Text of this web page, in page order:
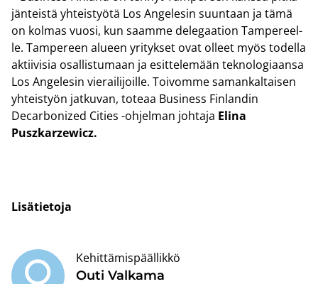
jän­teis­tä yh­teis­työ­tä Los An­ge­le­sin suun­taan ja tämä
on kol­mas vuosi, kun saam­me de­le­gaa­tion Tam­pe­reel­
le. Tam­pe­reen alu­een yri­tyk­set ovat ol­leet myös to­del­la
ak­tii­vi­sia osal­lis­tu­maan ja esit­te­le­mään tek­no­lo­gi­aan­sa
Los An­ge­le­sin vie­rai­li­joil­le. Toi­vom­me sa­man­kal­tai­sen
yh­teis­työn jat­ku­van, to­te­aa Busi­ness Fin­lan­din
Decarbonized Ci­ties -​ohjelman joh­ta­ja Elina
Puszkarzewicz.
Li­sä­tie­to­ja
Outi Val­ka­ma
Kehittämispäällikkö